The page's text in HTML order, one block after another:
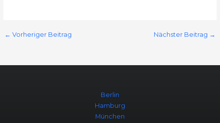
← Vorheriger Beitrag Nächster Beitrag →
Berlin
Hamburg
München